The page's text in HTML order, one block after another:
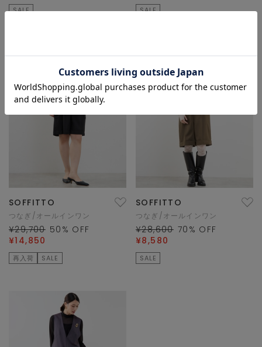
SALE SALE
SOFFITTO
つなぎ/オールインワン
¥29,700 50 % OFF
¥14,850
再入荷 SALE
SOFFITTO
つなぎ/オールインワン
¥28,600 70 % OFF
¥8,580
SALE